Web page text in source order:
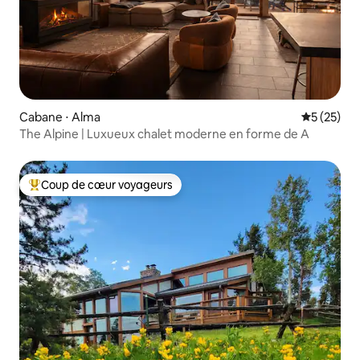
Cabane ⋅ Alma
5 (25)
The Alpine | Luxueux chalet moderne en forme de A
Coups de cœur voyageurs les plus appréciés
Coup de cœur voyageurs